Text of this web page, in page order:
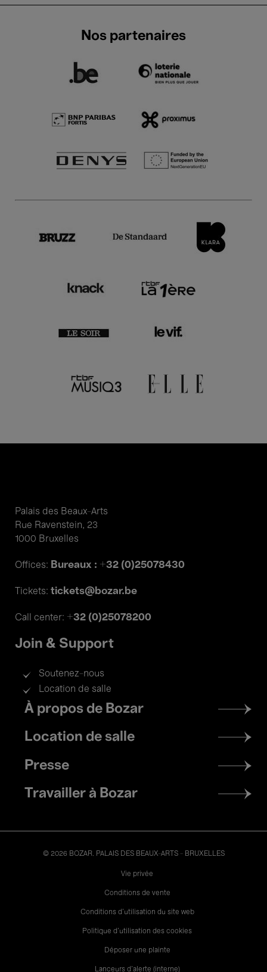
Nos partenaires
Palais des Beaux-Arts
Rue Ravenstein, 23
1000 Bruxelles
Offices: Bureaux : +32 (0)25078430
Tickets: tickets@bozar.be
Call center: +32 (0)25078200
Join & Support
Soutenez-nous
Location de salle
Footer
menu
À propos de Bozar
Location de salle
Presse
Travailler à Bozar
© 2026 BOZAR. PALAIS DES BEAUX-ARTS - BRUXELLES
Vie privée
Conditions de vente
Conditions d'utilisation du site web
Politique d'utilisation des cookies
Déposer une plainte
Lanceurs d’alerte (interne)